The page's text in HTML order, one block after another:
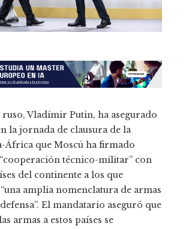
Vladímir Putin, ha asegurado
la jornada de clausura de la
África que Moscú ha firmado
técnico-militar” con
del continente a los que
amplia nomenclatura de armas
El mandatario aseguró que
armas a estos países se